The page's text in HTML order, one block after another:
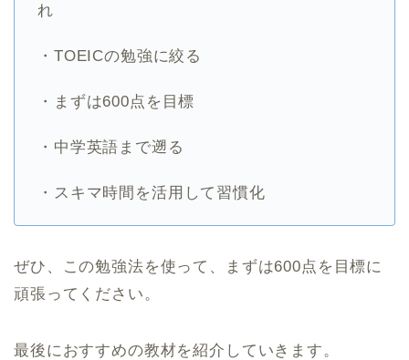
れ
・TOEICの勉強に絞る
・まずは600点を目標
・中学英語まで遡る
・スキマ時間を活用して習慣化
ぜひ、この勉強法を使って、まずは600点を目標に
頑張ってください。
最後におすすめの教材を紹介していきます。